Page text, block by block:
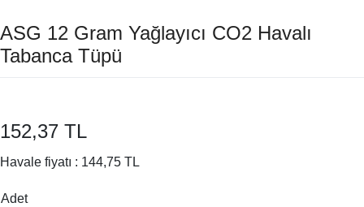
ASG 12 Gram Yağlayıcı CO2 Havalı
Tabanca Tüpü
152,37 TL
Havale fiyatı : 144,75 TL
Adet